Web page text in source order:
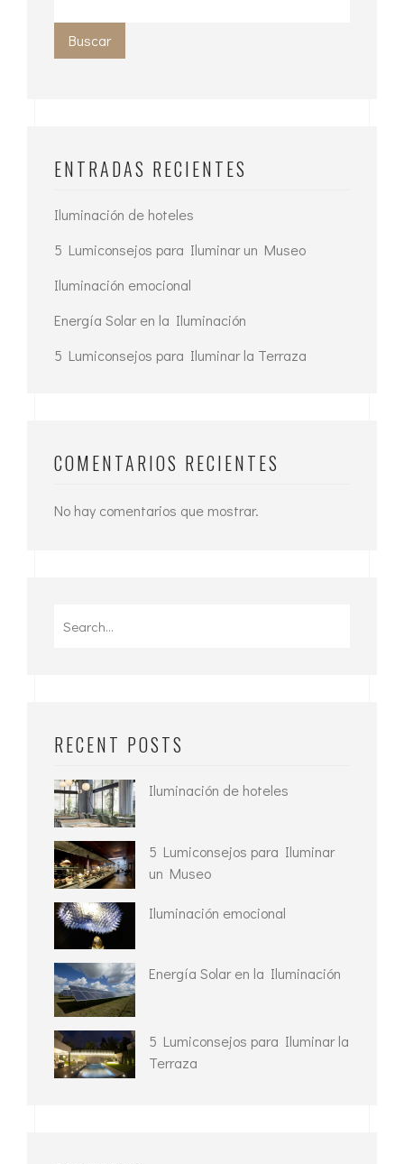
Buscar
ENTRADAS RECIENTES
Iluminación de hoteles
5 Lumiconsejos para Iluminar un Museo
Iluminación emocional
Energía Solar en la Iluminación
5 Lumiconsejos para Iluminar la Terraza
COMENTARIOS RECIENTES
No hay comentarios que mostrar.
RECENT POSTS
Iluminación de hoteles
5 Lumiconsejos para Iluminar
un Museo
Iluminación emocional
Energía Solar en la Iluminación
5 Lumiconsejos para Iluminar la
Terraza